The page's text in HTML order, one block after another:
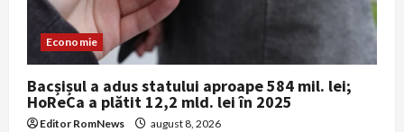
Economie
Bacșișul a adus statului aproape 584 mil. lei;
HoReCa a plătit 12,2 mld. lei în 2025
Editor RomNews august 8, 2026